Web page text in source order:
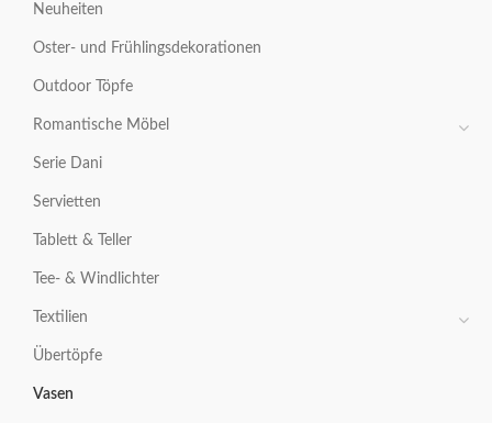
Neuheiten
Oster- und Frühlingsdekorationen
Outdoor Töpfe
Romantische Möbel
Serie Dani
Servietten
Tablett & Teller
Tee- & Windlichter
Textilien
Übertöpfe
Vasen